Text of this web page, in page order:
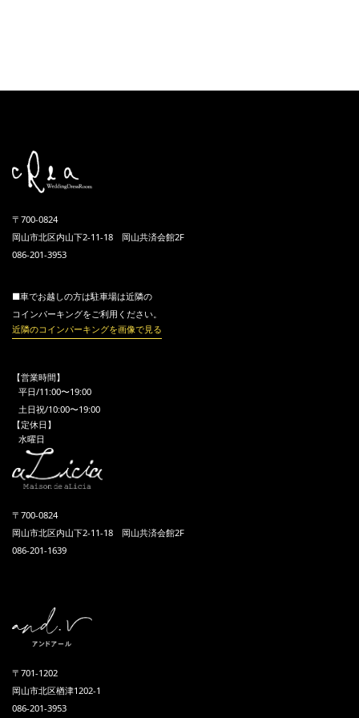
〒700-0824
岡山市北区内山下2-11-18 岡山共済会館2F
086-201-3953
■車でお越しの方は駐車場は近隣の
コインパーキングをご利用ください。
近隣のコインパーキングを画像で見る
【営業時間】
平日/11:00〜19:00
土日祝/10:00〜19:00
【定休日】
水曜日
〒700-0824
岡山市北区内山下2-11-18 岡山共済会館2F
086-201-1639
〒701-1202
岡山市北区楢津1202-1
086-201-3953